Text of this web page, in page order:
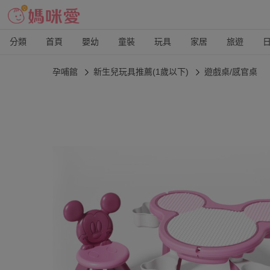
分類 首頁 嬰幼 童裝 玩具 家居 旅遊
孕哺館 新生兒玩具推薦(1歲以下) 遊戲桌/感官桌